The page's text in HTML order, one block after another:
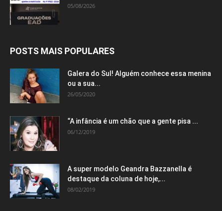
05/08/2026
POSTS MAIS POPULARES
Galera do Sul! Alguém conhece essa menina
ou a sua...
26/05/2020
“A infância é um chão que a gente pisa ...
06/12/2019
A super modelo Geandra Bazzanella é
destaque da coluna de hoje,...
08/02/2019